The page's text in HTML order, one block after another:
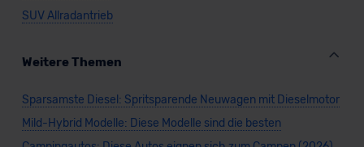
SUV Allradantrieb
Weitere Themen
Sparsamste Diesel: Spritsparende Neuwagen mit Dieselmotor
Mild-Hybrid Modelle: Diese Modelle sind die besten